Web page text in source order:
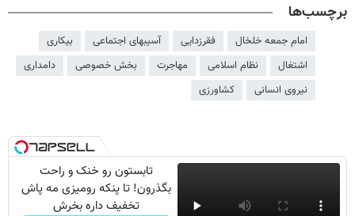
برچسب‌ها
امام جمعه خلخال فقرزدایی آسیبهای اجتماعی
بیکاری
اشتغال
نظام اسلامی مهاجرت بخش خصوصی
دامداری
نیروی انسانی
کشاورزی
تابستون رو خنک و راحت
بگذرون! تا پنکه رومیزی مه پاش
تخفیف داره بخرش